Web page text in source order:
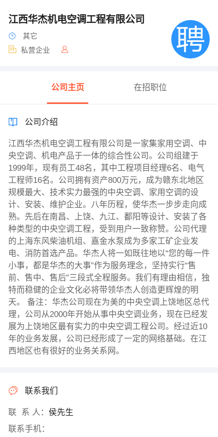
江西华杰机电空调工程有限公司
其它
私营企业
公司主页 在招职位
公司介绍
江西华杰机电空调工程有限公司是一家集家用空调、中
央空调、机电产品于一体的综合性公司。公司组建于
1999年，现有员工48名，其中工程项目经理6名、电气
工程师16名。公司拥有资产800万元，成为赣东北地区
规模最大、技术实力最强的中央空调、家用空调的设
计、安装、维护企业。八年历程，使华杰一步步走向成
熟。先后在南昌、上饶、九江、鄱阳等设计、安装了各
种类型的中央空调工程，受到用户一致称赞。公司代理
的上海东风柴油机组、嘉金水泵成为多家工矿企业发
电、消防首选产品。华杰人将一如既往地以“您的每一件
小事，都是华杰的大事”作为服务理念，坚持实行“售
前、售中、售后”三段式全程服务。我们有理由相信，独
特而稳健的企业文化必将带领华杰人创造更辉煌的明
天。 备注：华杰公司现在为美的中央空调上饶地区总代
理，公司从2000年开始从事中央空调业务，现在已经发
展为上饶地区最有实力的中央空调工程公司。经过近10
年的业务发展，公司已经形成了一定的网络基础。在江
西地区也有很好的业务关系网。
联系我们
联 系 人： 侯先生
联系手机：